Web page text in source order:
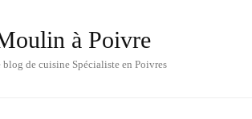
à Poivre
blog de cuisine Spécialiste en Poivres